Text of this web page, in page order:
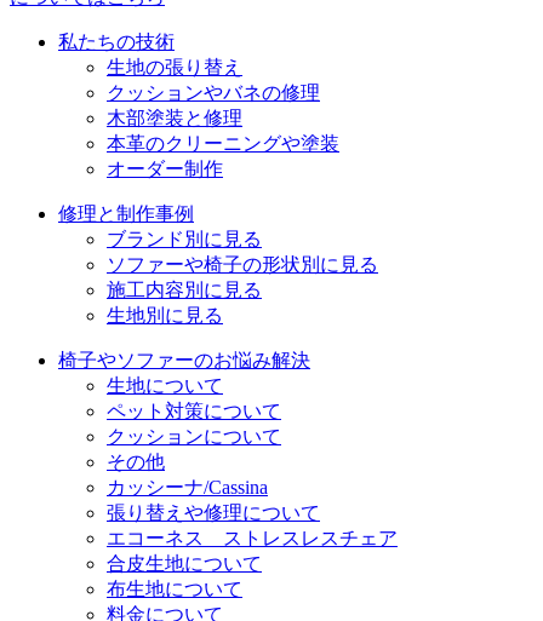
私たちの技術
生地の張り替え
クッションやバネの修理
木部塗装と修理
本革のクリーニングや塗装
オーダー制作
修理と制作事例
ブランド別に見る
ソファーや椅子の形状別に見る
施工内容別に見る
生地別に見る
椅子やソファーのお悩み解決
生地について
ペット対策について
クッションについて
その他
カッシーナ/Cassina
張り替えや修理について
エコーネス ストレスレスチェア
合皮生地について
布生地について
料金について